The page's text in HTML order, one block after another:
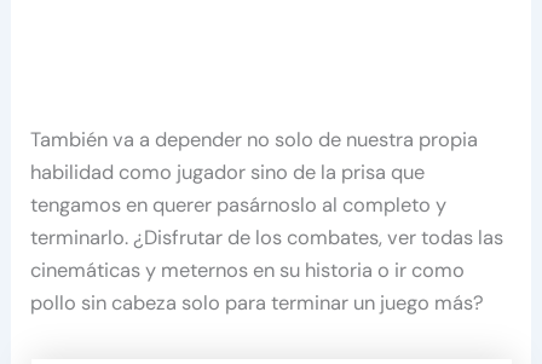
También va a depender no solo de nuestra propia
habilidad como jugador sino de la prisa que
tengamos en querer pasárnoslo al completo y
terminarlo. ¿Disfrutar de los combates, ver todas las
cinemáticas y meternos en su historia o ir como
pollo sin cabeza solo para terminar un juego más?